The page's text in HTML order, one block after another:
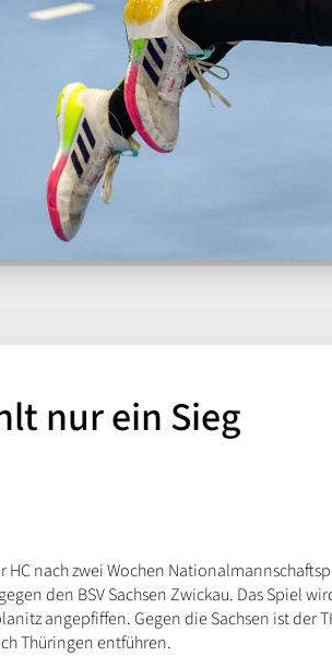
nur ein Sieg
HC nach zwei Wochen
den BSV Sachsen Zwickau. Das Spiel
angepfiffen. Gegen die Sachsen ist der
Thüringen entführen.